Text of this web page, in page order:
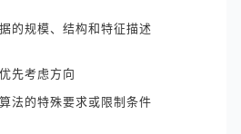
的规模、结构和特征描述
先考虑方向
法的特殊要求或限制条件